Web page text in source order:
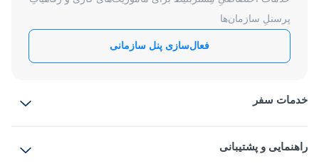
پرسنلِ سازمان‌ها
فعال‌سازی پنل سازمانی
خدمات سفر
بلیط قطار
راهنمایی و پشتیبانی